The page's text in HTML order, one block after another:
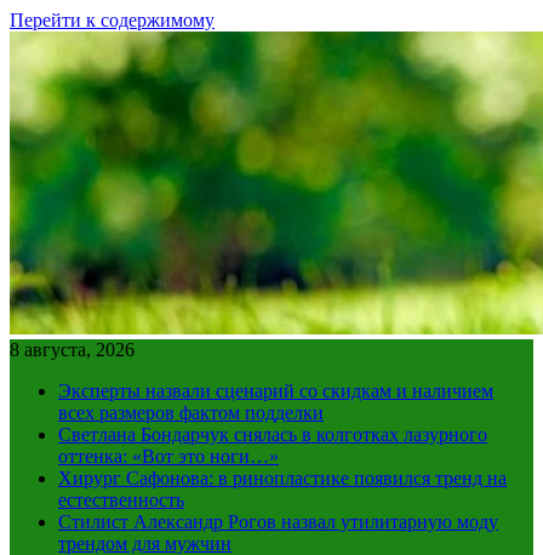
Перейти к содержимому
8 августа, 2026
Эксперты назвали сценарий со скидкам и наличием
всех размеров фактом подделки
Светлана Бондарчук снялась в колготках лазурного
оттенка: «Вот это ноги…»
Хирург Сафонова: в ринопластике появился тренд на
естественность
Стилист Александр Рогов назвал утилитарную моду
трендом для мужчин